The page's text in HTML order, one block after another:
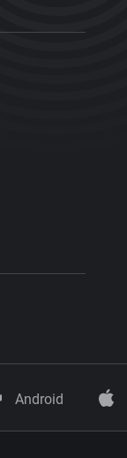
Android